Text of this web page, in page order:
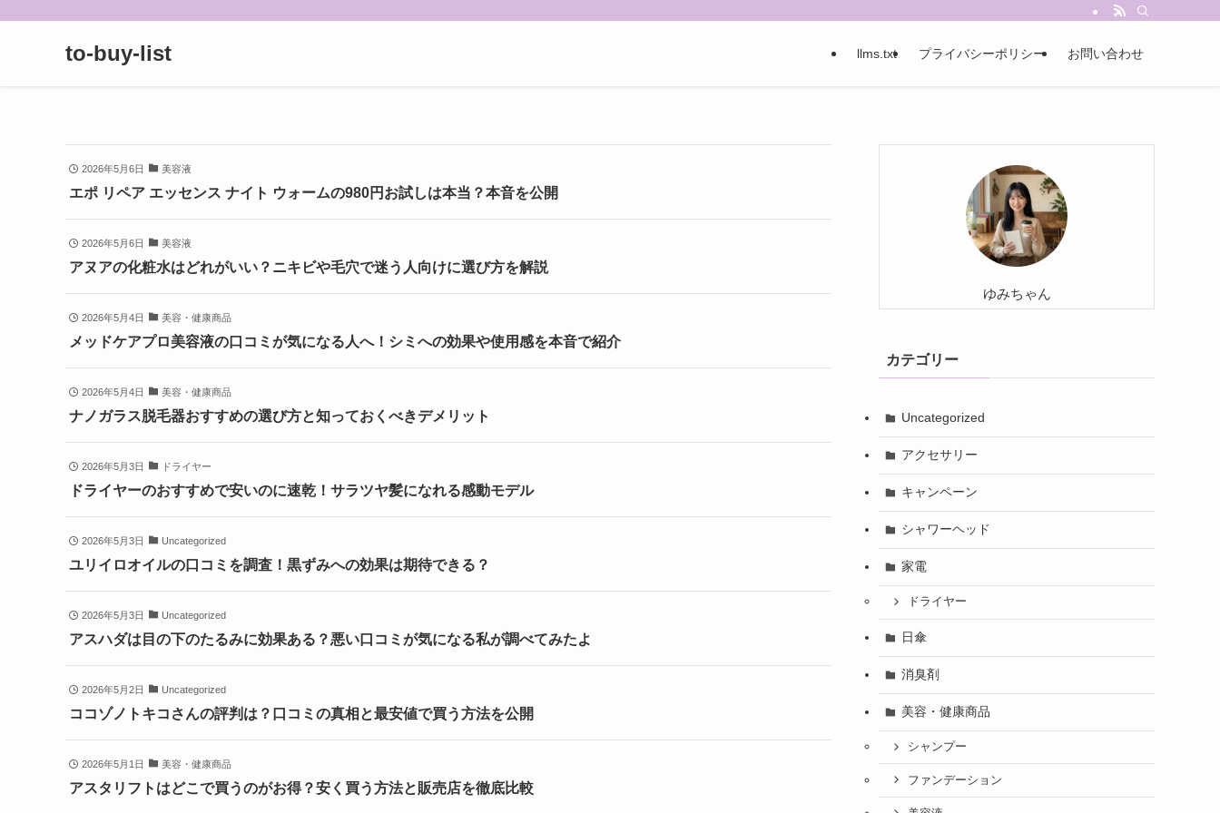
to-buy-list llms.txt プライバシーポリシー お問い合わせ
2026年5月6日 美容液
エポ リペア エッセンス ナイト ウォームの980円お試しは本当？本音を公開
2026年5月6日 美容液
アヌアの化粧水はどれがいい？ニキビや毛穴で迷う人向けに選び方を解説
2026年5月4日 美容・健康商品
メッドケアプロ美容液の口コミが気になる人へ！シミへの効果や使用感を本音で紹介
2026年5月4日 美容・健康商品
ナノガラス脱毛器おすすめの選び方と知っておくべきデメリット
2026年5月3日 ドライヤー
ドライヤーのおすすめで安いのに速乾！サラツヤ髪になれる感動モデル
2026年5月3日 Uncategorized
ユリイロオイルの口コミを調査！黒ずみへの効果は期待できる？
2026年5月3日 Uncategorized
アスハダは目の下のたるみに効果ある？悪い口コミが気になる私が調べてみたよ
2026年5月2日 Uncategorized
ココゾノトキコさんの評判は？口コミの真相と最安値で買う方法を公開
2026年5月1日 美容・健康商品
アスタリフトはどこで買うのがお得？安く買う方法と販売店を徹底比較
ゆみちゃん
カテゴリー
Uncategorized
アクセサリー
キャンペーン
シャワーヘッド
家電
ドライヤー
日傘
消臭剤
美容・健康商品
シャンプー
ファンデーション